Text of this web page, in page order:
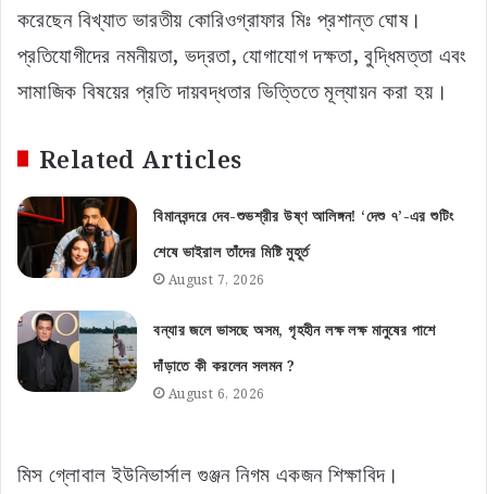
করেছেন বিখ্যাত ভারতীয় কোরিওগ্রাফার মিঃ প্রশান্ত ঘোষ।
প্রতিযোগীদের নমনীয়তা, ভদ্রতা, যোগাযোগ দক্ষতা, বুদ্ধিমত্তা এবং
সামাজিক বিষয়ের প্রতি দায়বদ্ধতার ভিত্তিতে মূল্যায়ন করা হয়।
Related Articles
বিমানবন্দরে দেব-শুভশ্রীর উষ্ণ আলিঙ্গন! ‘দেশু ৭’-এর শুটিং
শেষে ভাইরাল তাঁদের মিষ্টি মুহূর্ত
August 7, 2026
বন্যার জলে ভাসছে অসম, গৃহহীন লক্ষ লক্ষ মানুষের পাশে
দাঁড়াতে কী করলেন সলমন ?
August 6, 2026
মিস গ্লোবাল ইউনিভার্সাল গুঞ্জন নিগম একজন শিক্ষাবিদ।